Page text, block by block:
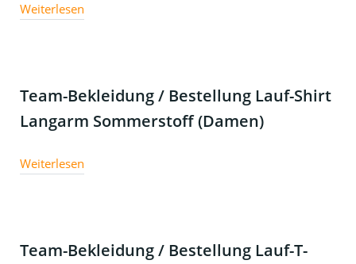
Weiterlesen
Team-Bekleidung / Bestellung Lauf-Shirt
Langarm Sommerstoff (Damen)
Weiterlesen
Team-Bekleidung / Bestellung Lauf-T-